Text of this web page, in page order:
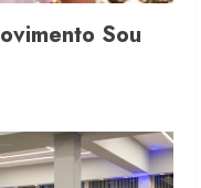
Sou